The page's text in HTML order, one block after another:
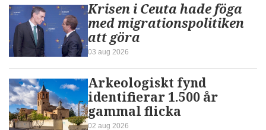
Krisen i Ceuta hade föga
med migrationspolitiken
att göra
03 aug 2026
Arkeologiskt fynd
identifierar 1.500 år
gammal flicka
02 aug 2026